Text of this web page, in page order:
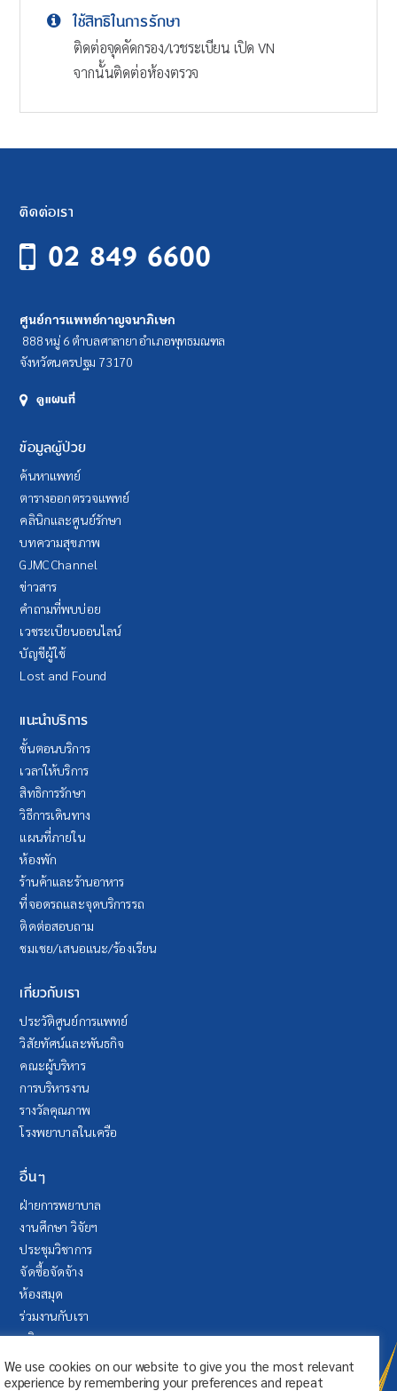
ใช้สิทธิในการรักษา
ติดต่อจุดคัดกรอง/เวชระเบียน เปิด VN
จากนั้นติดต่อห้องตรวจ
ติดต่อเรา
02 849 6600
ศูนย์การแพทย์กาญจนาภิเษก
888 หมู่ 6 ตำบลศาลายา อำเภอพุทธมณฑล
จังหวัดนครปฐม 73170
ดูแผนที่
ข้อมูลผู้ป่วย
ค้นหาแพทย์
ตารางออกตรวจแพทย์
คลินิกและศูนย์รักษา
บทความสุขภาพ
GJMC Channel
ข่าวสาร
คำถามที่พบบ่อย
เวชระเบียนออนไลน์
บัญชีผู้ใช้
Lost and Found
แนะนำบริการ
ขั้นตอนบริการ
เวลาให้บริการ
สิทธิการรักษา
วิธีการเดินทาง
แผนที่ภายใน
ห้องพัก
ร้านค้าและร้านอาหาร
ที่จอดรถและจุดบริการรถ
ติดต่อสอบถาม
ชมเชย/เสนอแนะ/ร้องเรียน
เกี่ยวกับเรา
ประวัติศูนย์การแพทย์
วิสัยทัศน์และพันธกิจ
คณะผู้บริหาร
การบริหารงาน
รางวัลคุณภาพ
โรงพยาบาลในเครือ
อื่นๆ
ฝ่ายการพยาบาล
งานศึกษา วิจัยฯ
ประชุมวิชาการ
จัดซื้อจัดจ้าง
ห้องสมุด
ร่วมงานกับเรา
บริจาค
ระบบลา (SAP Fiori)
We use cookies on our website to give you the most relevant
experience by remembering your preferences and repeat